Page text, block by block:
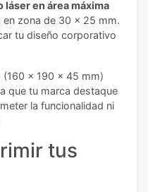
láser en área máxima
zona de 30 x 25 mm.
tu diseño corporativo
(160 x 190 x 45 mm)
que tu marca destaque
la funcionalidad ni
tus